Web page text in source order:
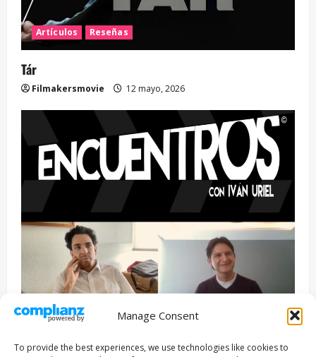
Manage Consent
To provide the best experiences, we use technologies like cookies to
Artículos Reseñas
Tár
Filmakersmovie 12 mayo, 2026
Entrevista Series